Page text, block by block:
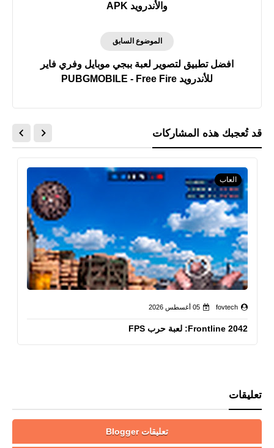
والأندرويد APK
الموضوع السابق
افضل تطبيق لتصوير لعبة ببجي موبايل وفري فاير
للأندرويد PUBGMOBILE - Free Fire
قد تُعجبك هذه المشاركات
العاب
fovtech 05 أغسطس 2026
Frontline 2042: لعبة حرب FPS
تعليقات
تعليقات Blogger